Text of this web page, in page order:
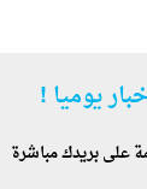
يوميا !
على بريدك مباشرة